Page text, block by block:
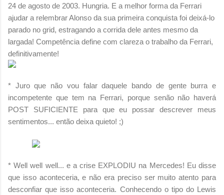
24 de agosto de 2003. Hungria. E a melhor forma da Ferrari
ajudar a relembrar Alonso da sua primeira conquista foi deixá-lo
parado no grid, estragando a corrida dele antes mesmo da
largada! Competência define com clareza o trabalho da Ferrari,
definitivamente!
* Juro que não vou falar daquele bando de gente burra e
incompetente que tem na Ferrari, porque senão não haverá
POST SUFICIENTE para que eu possar descrever meus
sentimentos... então deixa quieto! ;)
* Well well well... e a crise EXPLODIU na Mercedes! Eu disse
que isso aconteceria, e não era preciso ser muito atento para
desconfiar que isso aconteceria. Conhecendo o tipo do Lewis